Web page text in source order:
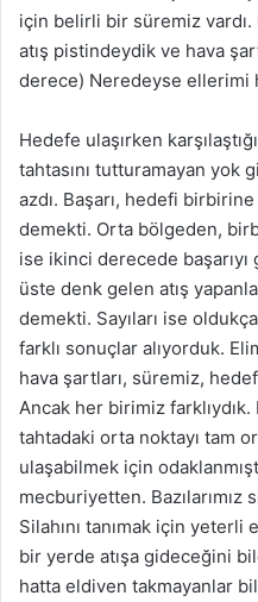
için belirli bir süremiz vardı.
atış pistindeydik ve hava
derece) Neredeyse ellerimi
Hedefe ulaşırken
tahtasını tutturamayan yok
azdı. Başarı, hedefi
demekti. Orta bölgeden,
ise ikinci derecede
üste denk gelen atış
demekti. Sayıları ise
farklı sonuçlar alıyorduk.
hava şartları, süremiz,
Ancak her birimiz
tahtadaki orta noktayı tam
ulaşabilmek için
mecburiyetten. Bazılarımız
Silahını tanımak için yeterli
bir yerde atışa gideceğini
hatta eldiven takmayanlar